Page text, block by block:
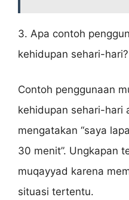
3. Apa contoh
kehidupan sehari-hari?
Contoh penggunaan
kehidupan sehari-hari
mengatakan “saya
30 menit”. Ungkapan
muqayyad karena
situasi tertentu.